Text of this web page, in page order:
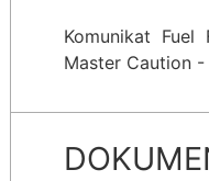
Komunikat
Master Caution -